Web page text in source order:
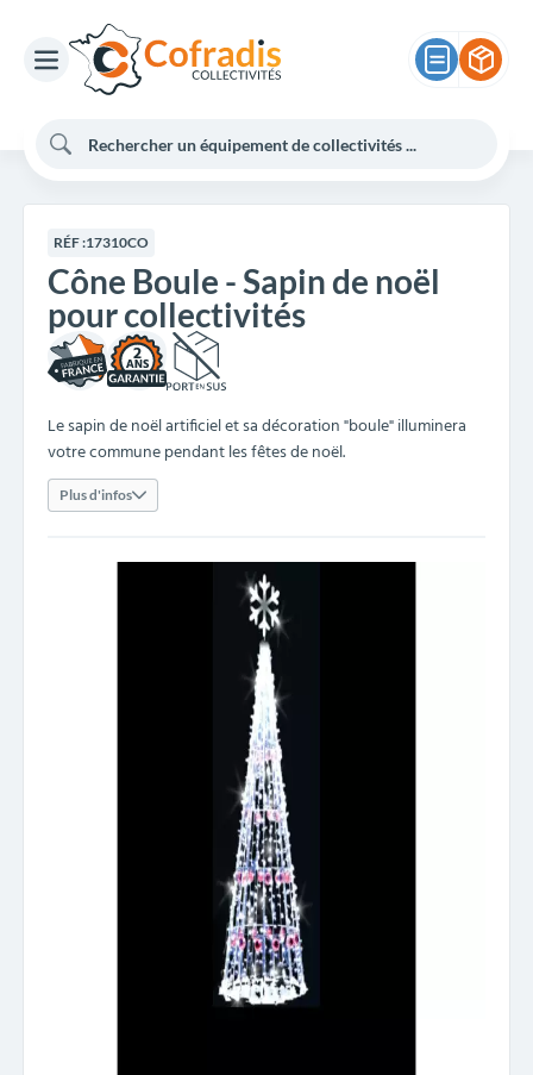
RÉF :17310CO
Cône Boule - Sapin de noël
pour collectivités
2
Le sapin de noël artificiel et sa décoration "boule" illuminera
votre commune pendant les fêtes de noël.
Plus d'infos